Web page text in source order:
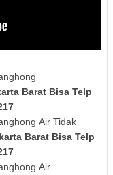
Barat Bisa Telp
Air Tidak
Barat Bisa Telp
Air